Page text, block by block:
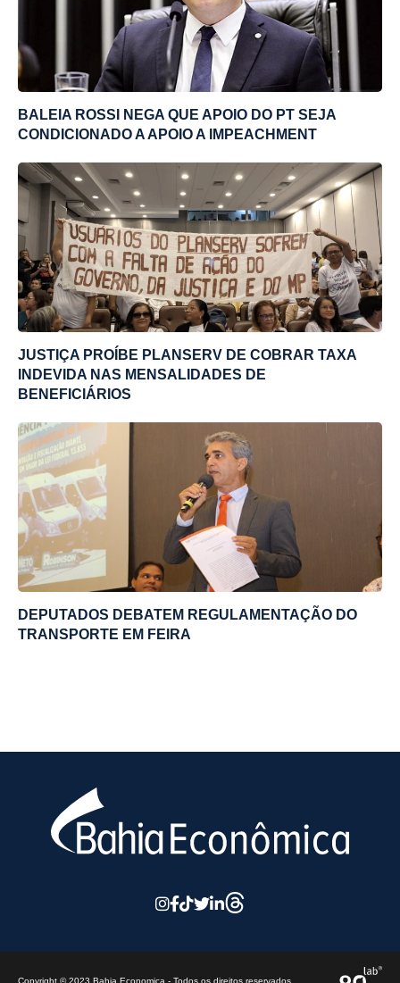
BALEIA ROSSI NEGA QUE APOIO DO PT SEJA
CONDICIONADO A APOIO A IMPEACHMENT
JUSTIÇA PROÍBE PLANSERV DE COBRAR TAXA
INDEVIDA NAS MENSALIDADES DE
BENEFICIÁRIOS
DEPUTADOS DEBATEM REGULAMENTAÇÃO DO
TRANSPORTE EM FEIRA
Copyright © 2023 Bahia Economica - Todos os direitos reservados.